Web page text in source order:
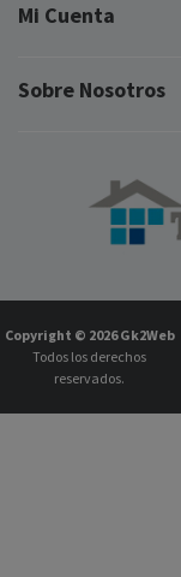
Mi Cuenta
Sobre Nosotros
Copyright © 2026Gk2Web
Todos los derechos
reservados.